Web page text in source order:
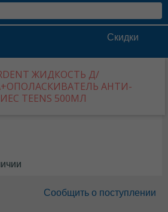
Скидки
ЖИДКОСТЬ Д/
АНТИ-
TEENS 500МЛ
Сообщить о поступлении